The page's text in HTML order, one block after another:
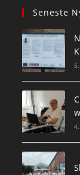
Seneste